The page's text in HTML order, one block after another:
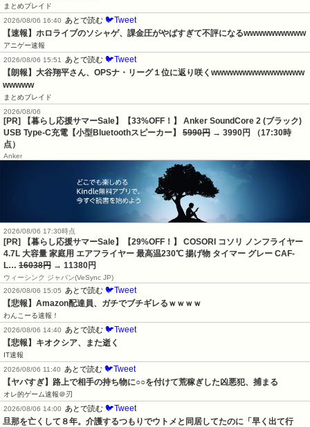
まとめブレイド
2026/08/06 16:40
あとで読む 🐦Tweet
【速報】ホロライブのソシャゲ、課金圧がやばすぎて不評になるwwwwwwwwww
アニゲー速報
2026/08/06 15:51
あとで読む 🐦Tweet
【朗報】大谷翔平さん、OPSナ・リーグ１位に返り咲くwwwwwwwwwwwwwww
wwwww
まとめブレイド
2026/08/06
[PR] 【暮らし応援サマーSale】【33%OFF！】 Anker SoundCore 2 (ブラック)
USB Type-C充電【小型Bluetoothスピーカー】 5990円 → 3990円 （17:30時
点）
Anker
2026/08/06 17:30時点
[PR] 【暮らし応援サマーSale】【29%OFF！】 COSORI コソリ ノンフライヤー
4.7L 大容量 家庭用 エアフライヤー 最高温230℃ 揚げ物 タイマー グレー CAF-
L… 16038円 → 11380円
ウィーシンク ジャパン(VeSync JP)
2026/08/06 15:05
あとで読む 🐦Tweet
【悲報】Amazon配達員、ガチでブチギレるｗｗｗｗ
わんこーる速報！
2026/08/06 14:40
あとで読む 🐦Tweet
【悲報】キオクシア、また逝く
IT速報
2026/08/06 11:40
あとで読む 🐦Tweet
【ヤバすぎ】路上で相手の持ち物に○○を付けて荒稼ぎした凶悪犯、捕まる
オレ的ゲーム速報＠刃
2026/08/06 14:00
あとで読む 🐦Tweet
旦那を亡くして８年。介護するつもりでウトメと同居してたのに「早く出て行